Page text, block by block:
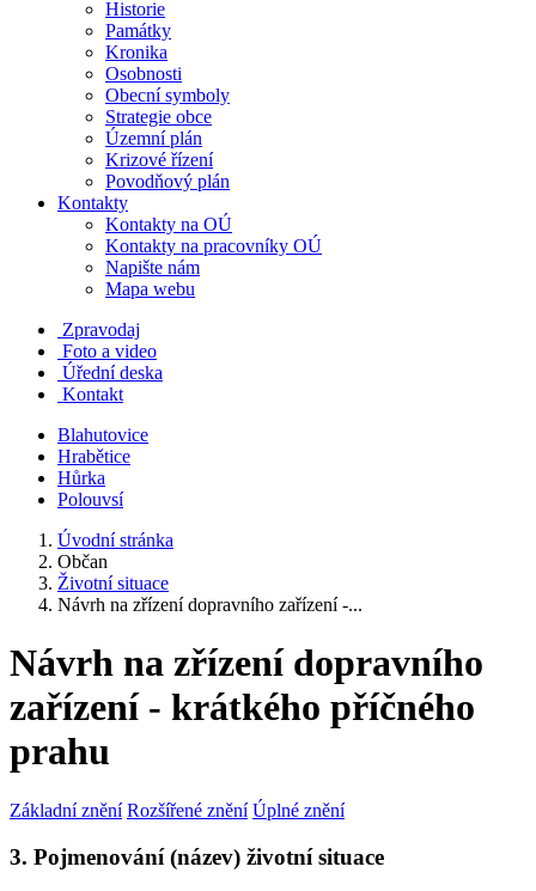
Historie
Památky
Kronika
Osobnosti
Obecní symboly
Strategie obce
Územní plán
Krizové řízení
Povodňový plán
Kontakty
Kontakty na OÚ
Kontakty na pracovníky OÚ
Napište nám
Mapa webu
Zpravodaj
Foto a video
Úřední deska
Kontakt
Blahutovice
Hrabětice
Hůrka
Polouvsí
Úvodní stránka
Občan
Životní situace
Návrh na zřízení dopravního zařízení -...
Návrh na zřízení dopravního
zařízení - krátkého příčného
prahu
Základní znění Rozšířené znění Úplné znění
3. Pojmenování (název) životní situace